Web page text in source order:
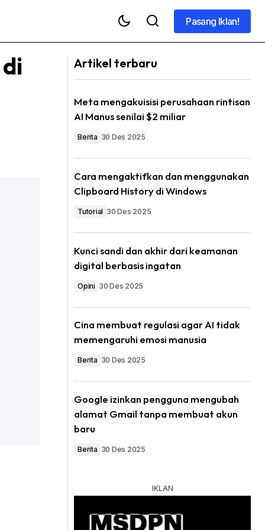
Pasang Iklan!
Artikel terbaru
Meta mengakuisisi perusahaan rintisan
AI Manus senilai $2 miliar
Berita 30 Des 2025
Cara mengaktifkan dan menggunakan
Clipboard History di Windows
Tutorial 30 Des 2025
Kunci sandi dan akhir dari keamanan
digital berbasis ingatan
Opini 30 Des 2025
Cina membuat regulasi agar AI tidak
memengaruhi emosi manusia
Berita 30 Des 2025
Google izinkan pengguna mengubah
alamat Gmail tanpa membuat akun
baru
Berita 30 Des 2025